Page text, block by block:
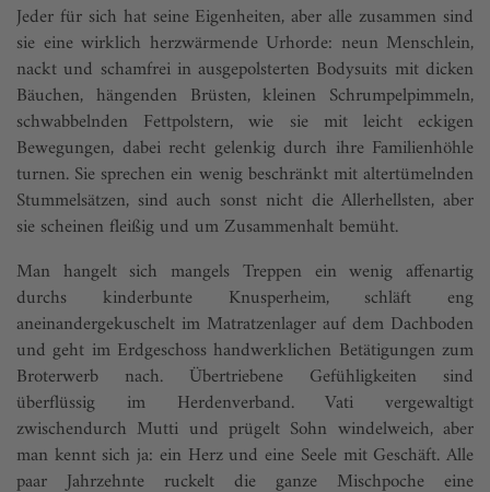
Jeder für sich hat seine Eigenheiten, aber alle zusammen sind
sie eine wirklich herzwärmende Urhorde: neun Menschlein,
nackt und schamfrei in ausgepolsterten Body­suits mit dicken
Bäuchen, hängenden Brüsten, kleinen Schrumpelpimmeln,
schwabbelnden Fettpolstern, wie sie mit leicht eckigen
Bewegungen, dabei recht gelenkig durch ihre Familienhöhle
turnen. Sie sprechen ein wenig beschränkt mit altertümelnden
Stummelsätzen, sind auch sonst nicht die Allerhellsten, aber
sie scheinen fleißig und um Zusammenhalt bemüht.
Man hangelt sich mangels Treppen ein wenig affenartig
durchs kinderbunte Knusperheim, schläft eng
aneinandergekuschelt im Matratzenlager auf dem Dachboden
und geht im Erdgeschoss handwerklichen Betätigungen zum
Broterwerb nach. Übertriebene Gefühligkeiten sind
überflüssig im Herdenverband. Vati vergewaltigt
zwischendurch Mutti und prügelt Sohn windelweich, aber
man kennt sich ja: ein Herz und eine Seele mit Geschäft. Alle
paar Jahrzehnte ruckelt die ganze Mischpoche eine